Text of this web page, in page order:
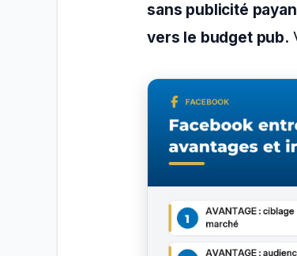
sans publicité
vers le budget pub.